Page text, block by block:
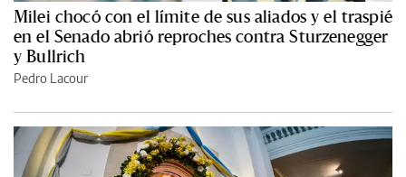
Milei chocó con el límite de sus aliados y el traspié
en el Senado abrió reproches contra Sturzenegger
y Bullrich
Pedro Lacour